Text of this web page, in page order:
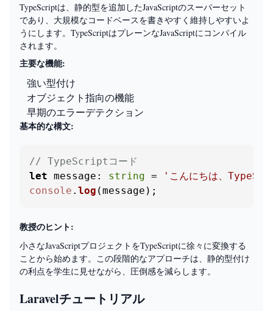
TypeScriptは、静的型を追加したJavaScriptのスーパーセット
であり、大規模なコードベースを書きやすく維持しやすいよ
うにします。TypeScriptはプレーンなJavaScriptにコンパイル
されます。
主要な機能:
強い型付け
オブジェクト指向の機能
早期のエラーデテクション
基本的な構文:
// TypeScriptコード
let message : string =
'こんにちは、
console . log (message);
教授のヒント:
小さなJavaScriptプロジェクトをTypeScriptに徐々に変換する
ことから始めます。この段階的なアプローチは、静的型付け
の利点を学生に見せながら、圧倒感を減らします。
Laravelチュートリアル